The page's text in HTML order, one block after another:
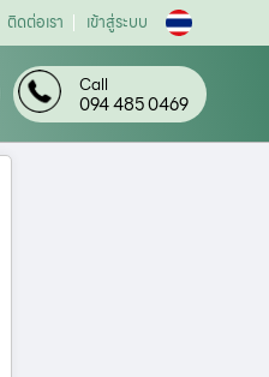
ติดต่อเรา เข้าสู่ระบบ
Call
094 485 0469